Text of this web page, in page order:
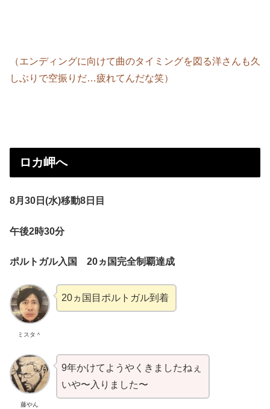
（エンディングに向けて曲のタイミングを図る洋さんも久
しぶりで空振りだ…疲れてんだな笑）
ロカ岬へ
8月30日(水)移動8日目
午後2時30分
ポルトガル入国 20ヵ国完全制覇達成
ミスタ＾
20ヵ国目ポルトガル到着
藤やん
9年かけてようやくきましたねぇ
いや〜入りました〜